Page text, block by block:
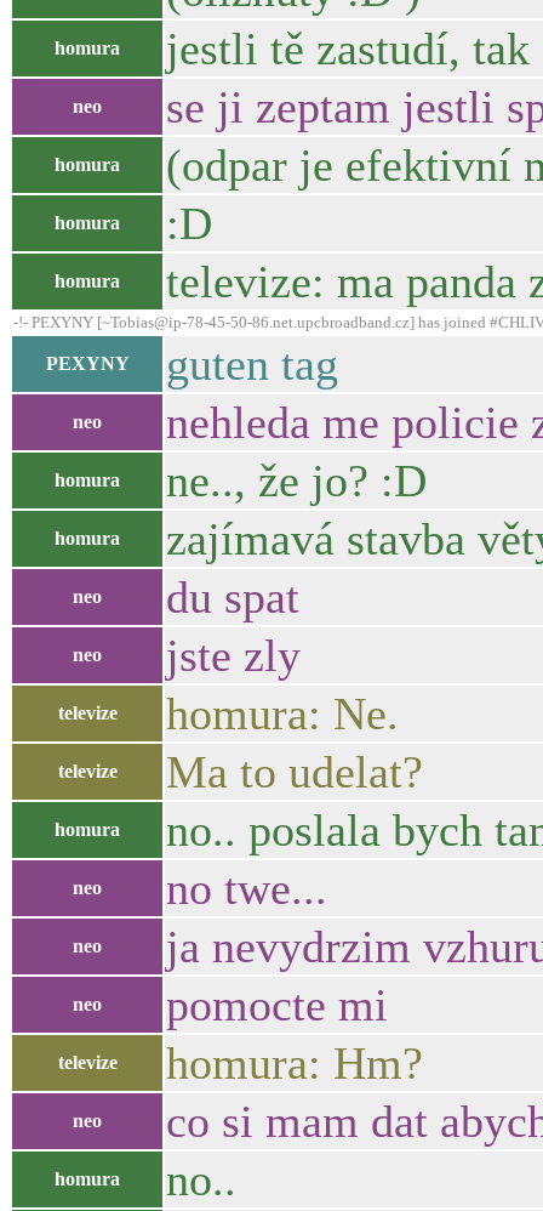
homura jestli tě zastudí, tak
neo se ji zeptam jestli
homura (odpar je efektivní
homura :D
homura televize: ma panda
-!- PEXYNY [~Tobias@ip-78-45-50-86.net.upcbroadband.cz] has joined
PEXYNY guten tag
neo nehleda me policie
homura ne.., že jo? :D
homura zajímavá stavba
neo du spat
neo jste zly
televize homura: Ne.
televize Ma to udelat?
homura no.. poslala bych
neo no twe...
neo ja nevydrzim
neo pomocte mi
televize homura: Hm?
neo co si mam dat
homura no..